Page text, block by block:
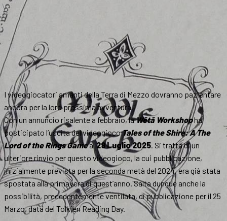
I videogiocatori amanti della Terra di Mezzo dovranno pazientare
ancora per la loro prossima avventura.
Con un annuncio risalente a febbraio, laWētā Workshopha
posticipato l’uscita del videogiocoTales of the Shire: A The
Lord of the Rings Gameal29 Luglio 2025. Si tratta di un
ulteriore rinvio per questo videogioco, la cui pubblicazione,
inizialmente prevista per la seconda metà del 2024, era già stata
spostata alla primavera di quest’anno. Salta dunque anche la
possibilità, precedentemente ventilata, di pubblicazione per il 25
Marzo, data del Tolkien Reading Day.